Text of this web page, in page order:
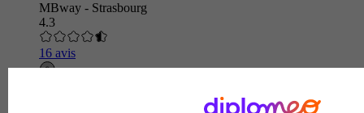
MBway - Strasbourg
4.3
16 avis